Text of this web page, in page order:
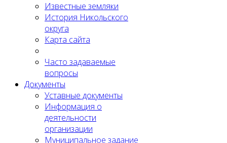
Известные земляки
История Никольского
округа
Карта сайта
Часто задаваемые
вопросы
Документы
Уставные документы
Информация о
деятельности
организации
Муниципальное задание